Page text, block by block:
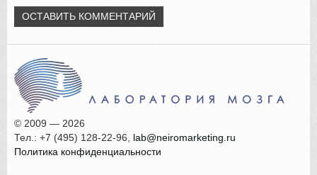
© 2009 — 2026
Тел.: +7 (495) 128-22-96, lab@neiromarketing.ru
Политика конфиденциальности